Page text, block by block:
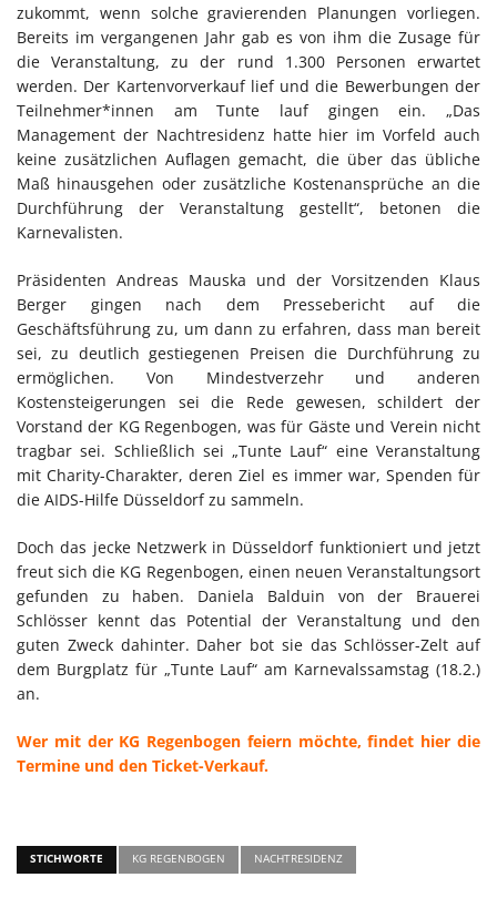
zukommt, wenn solche gravierenden Planungen vorliegen.
Bereits im vergangenen Jahr gab es von ihm die Zusage für
die Veranstaltung, zu der rund 1.300 Personen erwartet
werden. Der Kartenvorverkauf lief und die Bewerbungen der
Teilnehmer*innen am Tunte lauf gingen ein. „Das
Management der Nachtresidenz hatte hier im Vorfeld auch
keine zusätzlichen Auflagen gemacht, die über das übliche
Maß hinausgehen oder zusätzliche Kostenansprüche an die
Durchführung der Veranstaltung gestellt“, betonen die
Karnevalisten.
Präsidenten Andreas Mauska und der Vorsitzenden Klaus
Berger gingen nach dem Pressebericht auf die
Geschäftsführung zu, um dann zu erfahren, dass man bereit
sei, zu deutlich gestiegenen Preisen die Durchführung zu
ermöglichen. Von Mindestverzehr und anderen
Kostensteigerungen sei die Rede gewesen, schildert der
Vorstand der KG Regenbogen, was für Gäste und Verein nicht
tragbar sei. Schließlich sei „Tunte Lauf“ eine Veranstaltung
mit Charity-Charakter, deren Ziel es immer war, Spenden für
die AIDS-Hilfe Düsseldorf zu sammeln.
Doch das jecke Netzwerk in Düsseldorf funktioniert und jetzt
freut sich die KG Regenbogen, einen neuen Veranstaltungsort
gefunden zu haben. Daniela Balduin von der Brauerei
Schlösser kennt das Potential der Veranstaltung und den
guten Zweck dahinter. Daher bot sie das Schlösser-Zelt auf
dem Burgplatz für „Tunte Lauf“ am Karnevalssamstag (18.2.)
an.
Wer mit der KG Regenbogen feiern möchte, findet hier die
Termine und den Ticket-Verkauf.
STICHWORTE KG REGENBOGEN NACHTRESIDENZ